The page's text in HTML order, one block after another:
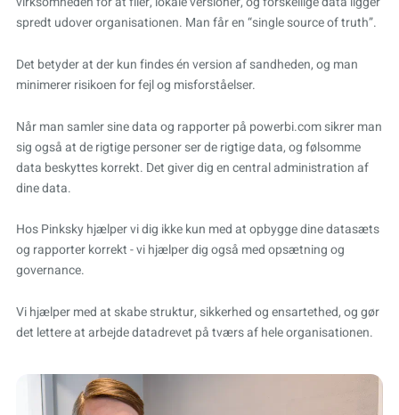
spredt udover organisationen. Man får en “single source of truth”.
Det betyder at der kun findes én version af sandheden, og man
minimerer risikoen for fejl og misforståelser.
Når man samler sine data og rapporter på powerbi.com sikrer man
sig også at de rigtige personer ser de rigtige data, og følsomme
data beskyttes korrekt. Det giver dig en central administration af
dine data.
Hos Pinksky hjælper vi dig ikke kun med at opbygge dine datasæts
og rapporter korrekt - vi hjælper dig også med opsætning og
governance.
Vi hjælper med at skabe struktur, sikkerhed og ensartethed, og gør
det lettere at arbejde datadrevet på tværs af hele organisationen.